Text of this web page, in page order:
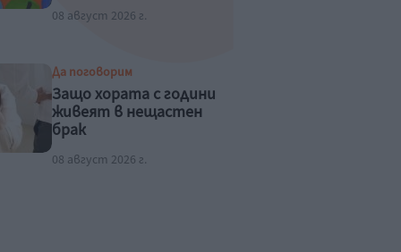
08 август 2026 г.
Да поговорим
Защо хората с години
живеят в нещастен
брак
08 август 2026 г.